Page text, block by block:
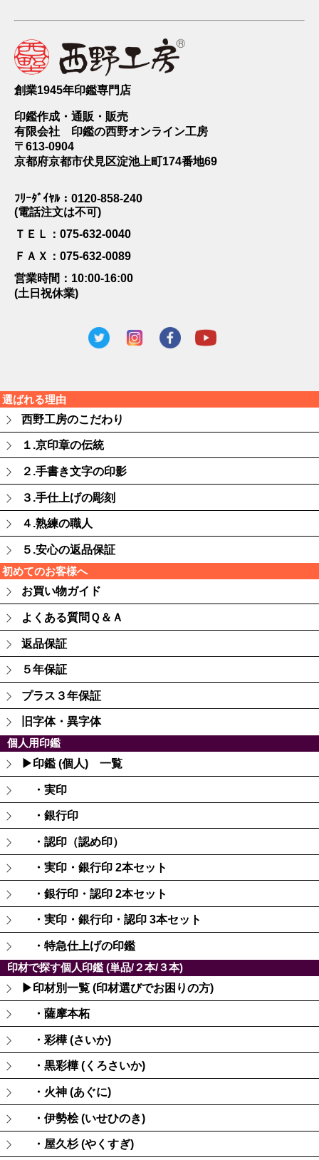
創業1945年印鑑専門店
印鑑作成・通販・販売
有限会社 印鑑の西野オンライン工房
〒613-0904
京都府京都市伏見区淀池上町174番地69
ﾌﾘｰﾀﾞｲﾔﾙ：0120-858-240
(電話注文は不可)
ＴＥＬ：075-632-0040
ＦＡＸ：075-632-0089
営業時間：10:00-16:00
(土日祝休業)
選ばれる理由
西野工房のこだわり
１.京印章の伝統
２.手書き文字の印影
３.手仕上げの彫刻
４.熟練の職人
５.安心の返品保証
初めてのお客様へ
お買い物ガイド
よくある質問Ｑ＆Ａ
返品保証
５年保証
プラス３年保証
旧字体・異字体
個人用印鑑
▶印鑑 (個人) 一覧
・実印
・銀行印
・認印（認め印）
・実印・銀行印 2本セット
・銀行印・認印 2本セット
・実印・銀行印・認印 3本セット
・特急仕上げの印鑑
印材で探す個人印鑑 (単品/２本/３本)
▶印材別一覧 (印材選びでお困りの方)
・薩摩本柘
・彩樺 (さいか)
・黒彩樺 (くろさいか)
・火神 (あぐに)
・伊勢桧 (いせひのき)
・屋久杉 (やくすぎ)